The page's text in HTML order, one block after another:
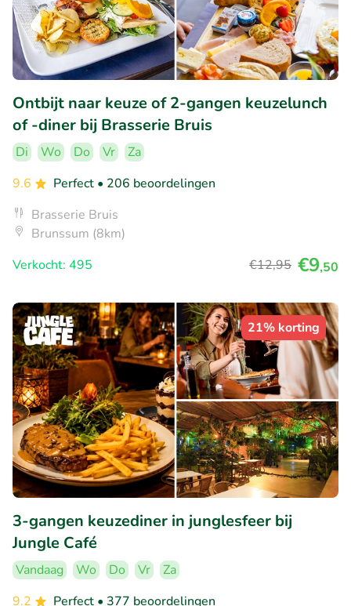
Ontbijt naar keuze of 2-gangen keuzelunch
of -diner bij Brasserie Bruis
Di Wo Do Vr
Za
9.6
Perfect • 206 beoordelingen
Brasserie Bruis
Brunssum (8km)
Verkocht: 495
€12,95 €9,50
21% korting
3-gangen keuzediner in junglesfeer bij
Jungle Café
Vandaag Wo Do Vr
Za
9.2
Perfect • 377 beoordelingen